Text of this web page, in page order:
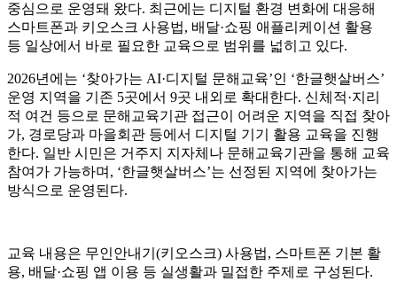
중심으로 운영돼 왔다. 최근에는 디지털 환경 변화에 대응해
스마트폰과 키오스크 사용법, 배달·쇼핑 애플리케이션 활용
등 일상에서 바로 필요한 교육으로 범위를 넓히고 있다.
2026년에는 ‘찾아가는 AI·디지털 문해교육’인 ‘한글햇살버스’
운영 지역을 기존 5곳에서 9곳 내외로 확대한다. 신체적·지리
적 여건 등으로 문해교육기관 접근이 어려운 지역을 직접 찾아
가, 경로당과 마을회관 등에서 디지털 기기 활용 교육을 진행
한다. 일반 시민은 거주지 지자체나 문해교육기관을 통해 교육
참여가 가능하며, ‘한글햇살버스’는 선정된 지역에 찾아가는
방식으로 운영된다.
교육 내용은 무인안내기(키오스크) 사용법, 스마트폰 기본 활
용, 배달·쇼핑 앱 이용 등 실생활과 밀접한 주제로 구성된다.